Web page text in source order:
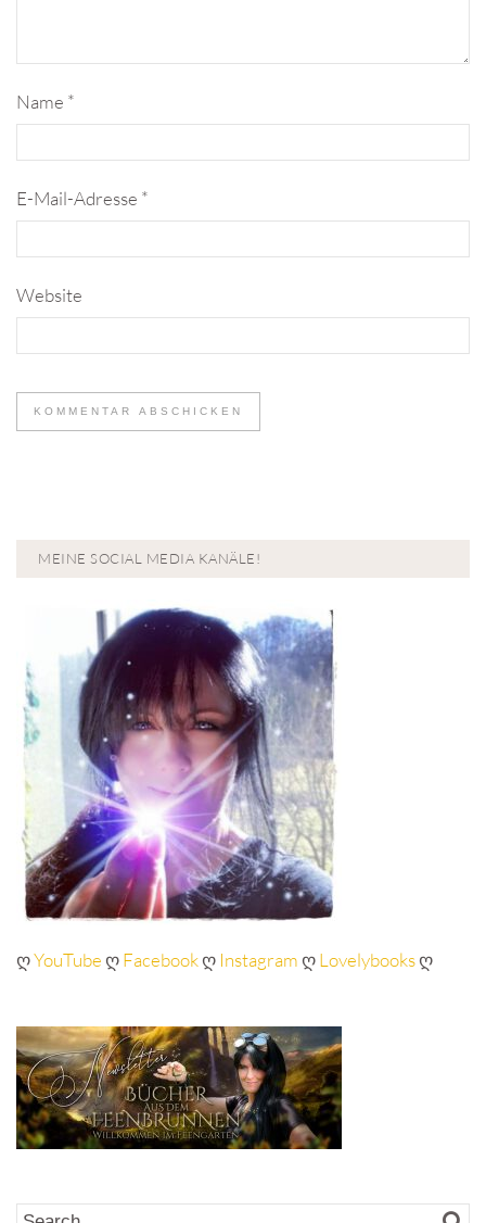
Name *
E-Mail-Adresse *
Website
MEINE SOCIAL MEDIA KANÄLE!
ღYouTubeღFacebookღ InstagramღLovelybooksღ